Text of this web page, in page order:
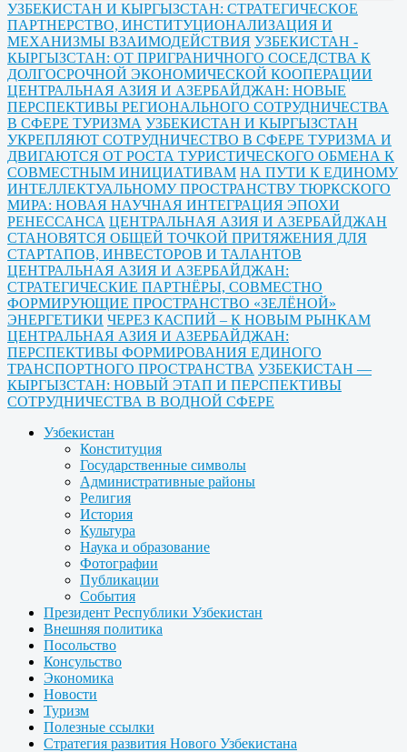
УЗБЕКИСТАН И КЫРГЫЗСТАН: СТРАТЕГИЧЕСКОЕ
ПАРТНЕРСТВО, ИНСТИТУЦИОНАЛИЗАЦИЯ И
МЕХАНИЗМЫ ВЗАИМОДЕЙСТВИЯ УЗБЕКИСТАН -
КЫРГЫЗСТАН: ОТ ПРИГРАНИЧНОГО СОСЕДСТВА К
ДОЛГОСРОЧНОЙ ЭКОНОМИЧЕСКОЙ КООПЕРАЦИИ
ЦЕНТРАЛЬНАЯ АЗИЯ И АЗЕРБАЙДЖАН: НОВЫЕ
ПЕРСПЕКТИВЫ РЕГИОНАЛЬНОГО СОТРУДНИЧЕСТВА
В СФЕРЕ ТУРИЗМА УЗБЕКИСТАН И КЫРГЫЗСТАН
УКРЕПЛЯЮТ СОТРУДНИЧЕСТВО В СФЕРЕ ТУРИЗМА И
ДВИГАЮТСЯ ОТ РОСТА ТУРИСТИЧЕСКОГО ОБМЕНА К
СОВМЕСТНЫМ ИНИЦИАТИВАМ НА ПУТИ К ЕДИНОМУ
ИНТЕЛЛЕКТУАЛЬНОМУ ПРОСТРАНСТВУ ТЮРКСКОГО
МИРА: НОВАЯ НАУЧНАЯ ИНТЕГРАЦИЯ ЭПОХИ
РЕНЕССАНСА ЦЕНТРАЛЬНАЯ АЗИЯ И АЗЕРБАЙДЖАН
СТАНОВЯТСЯ ОБЩЕЙ ТОЧКОЙ ПРИТЯЖЕНИЯ ДЛЯ
СТАРТАПОВ, ИНВЕСТОРОВ И ТАЛАНТОВ
ЦЕНТРАЛЬНАЯ АЗИЯ И АЗЕРБАЙДЖАН:
СТРАТЕГИЧЕСКИЕ ПАРТНЁРЫ, СОВМЕСТНО
ФОРМИРУЮЩИЕ ПРОСТРАНСТВО «ЗЕЛЁНОЙ»
ЭНЕРГЕТИКИ ЧЕРЕЗ КАСПИЙ – К НОВЫМ РЫНКАМ
ЦЕНТРАЛЬНАЯ АЗИЯ И АЗЕРБАЙДЖАН:
ПЕРСПЕКТИВЫ ФОРМИРОВАНИЯ ЕДИНОГО
ТРАНСПОРТНОГО ПРОСТРАНСТВА УЗБЕКИСТАН —
КЫРГЫЗСТАН: НОВЫЙ ЭТАП И ПЕРСПЕКТИВЫ
СОТРУДНИЧЕСТВА В ВОДНОЙ СФЕРЕ
Узбекистан
Конституция
Государственные символы
Административные районы
Религия
История
Культура
Наука и образование
Фотографии
Публикации
События
Президент Республики Узбекистан
Внешняя политика
Посольство
Консульство
Экономика
Новости
Туризм
Полезные ссылки
Стратегия развития Нового Узбекистана